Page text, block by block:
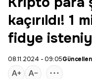
kaçırıldı! 1
fidye
08.11.2024 - 09:05